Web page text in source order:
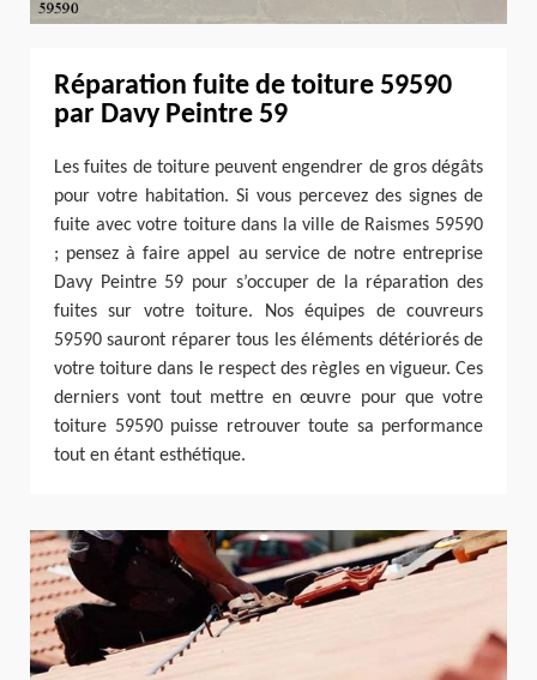
Réparation fuite de toiture 59590
par Davy Peintre 59
Les fuites de toiture peuvent engendrer de gros dégâts
pour votre habitation. Si vous percevez des signes de
fuite avec votre toiture dans la ville de Raismes 59590
; pensez à faire appel au service de notre entreprise
Davy Peintre 59 pour s’occuper de la réparation des
fuites sur votre toiture. Nos équipes de couvreurs
59590 sauront réparer tous les éléments détériorés de
votre toiture dans le respect des règles en vigueur. Ces
derniers vont tout mettre en œuvre pour que votre
toiture 59590 puisse retrouver toute sa performance
tout en étant esthétique.